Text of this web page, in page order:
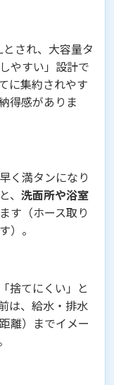
され、大容量タ
やすい」設計で
に集約されやす
得感がありま
く満タンになり
、 洗面所や浴室
す（ホース取り
）。
捨てにくい」と
は、給水・排水
離）までイメー